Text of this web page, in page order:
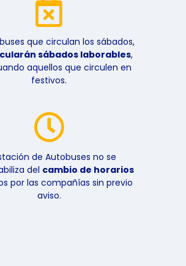
que circulan los sábados,
sábados laborables,
aquellos que circulen en
festivos.
de Autobuses no se
del cambio de horarios
por las compañías sin previo
aviso.